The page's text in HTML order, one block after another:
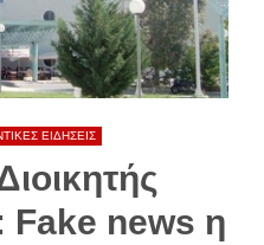
ΕΙΔΗΣΕΙΣ
Fake news η